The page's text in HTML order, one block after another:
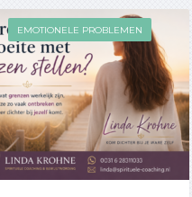
EMOTIONELE PROBLEMEN